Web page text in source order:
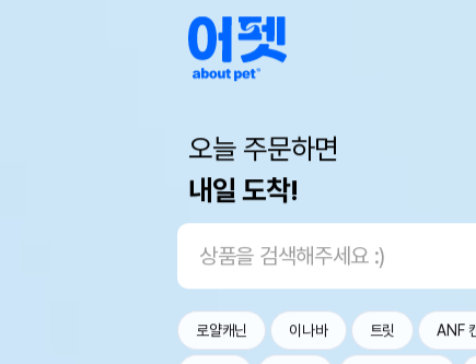
오늘 주문하면
내일 도착!
로얄캐닌 이나바 트릿 ANF